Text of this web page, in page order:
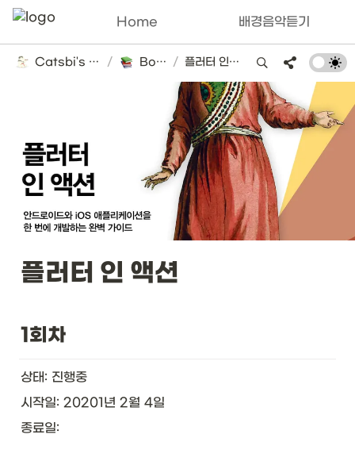
Home 배경음악듣기
Catsbi's DLog / Books / 플러터 인 액션
플러터 인 액션
1회차
상태: 진행중
시작일: 20201년 2월 4일
종료일: